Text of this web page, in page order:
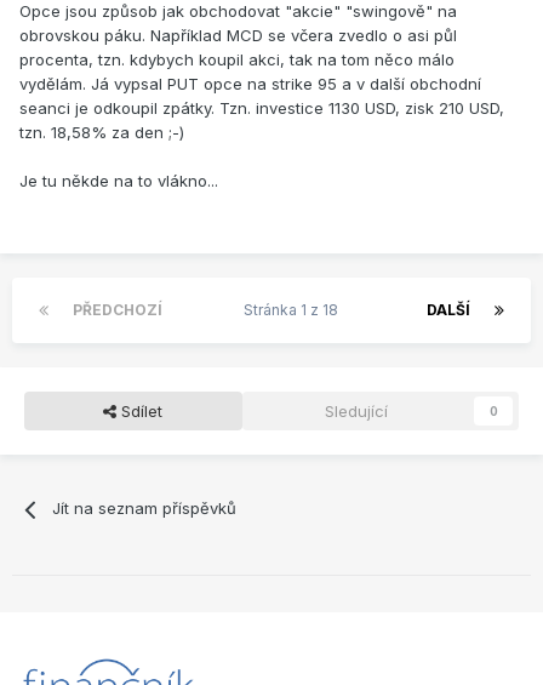
Opce jsou způsob jak obchodovat "akcie" "swingově" na
obrovskou páku. Například MCD se včera zvedlo o asi půl
procenta, tzn. kdybych koupil akci, tak na tom něco málo
vydělám. Já vypsal PUT opce na strike 95 a v další obchodní
seanci je odkoupil zpátky. Tzn. investice 1130 USD, zisk 210 USD,
tzn. 18,58% za den ;-)
Je tu někde na to vlákno...
PŘEDCHOZÍ DALŠÍ
Stránka 1 z 18
Sdílet Sledující 0
Jít na seznam příspěvků